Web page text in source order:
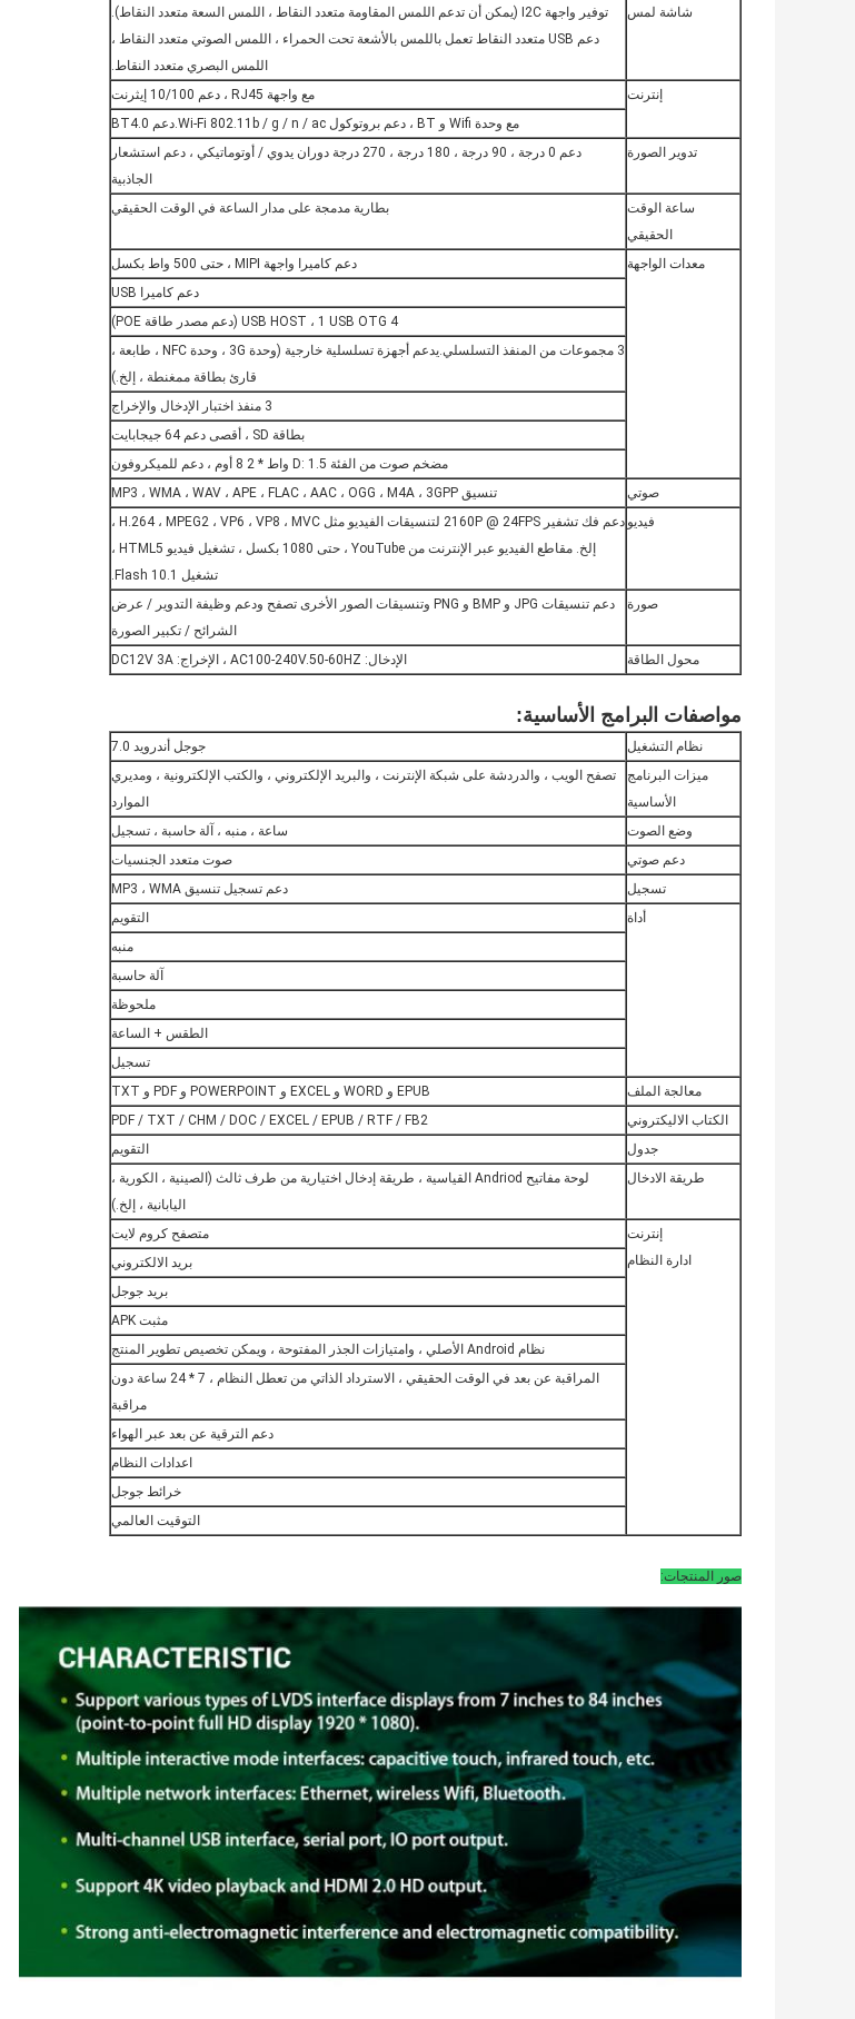
شاشة لمس
توفير واجهة I2C (يمكن أن تدعم اللمس المقاومة متعدد النقاط ، اللمس السعة متعدد النقاط).
دعم USB متعدد النقاط تعمل باللمس بالأشعة تحت الحمراء ، اللمس الصوتي متعدد النقاط ،
اللمس البصري متعدد النقاط.
إنترنت
مع واجهة RJ45 ، دعم 10/100 إيثرنت
مع وحدة Wifi و BT ، دعم بروتوكول Wi-Fi 802.11b / g / n / ac.دعم BT4.0
تدوير الصورة
دعم 0 درجة ، 90 درجة ، 180 درجة ، 270 درجة دوران يدوي / أوتوماتيكي ، دعم استشعار
الجاذبية
ساعة الوقت
الحقيقي
بطارية مدمجة على مدار الساعة في الوقت الحقيقي
معدات الواجهة
دعم كاميرا واجهة MIPI ، حتى 500 واط بكسل
دعم كاميرا USB
4 USB HOST ، 1 USB OTG (دعم مصدر طاقة POE)
3 مجموعات من المنفذ التسلسلي.يدعم أجهزة تسلسلية خارجية (وحدة 3G ، وحدة NFC ، طابعة ،
قارئ بطاقة ممغنطة ، إلخ.)
3 منفذ اختبار الإدخال والإخراج
بطاقة SD ، أقصى دعم 64 جيجابايت
مضخم صوت من الفئة D: 1.5 واط * 2 8 أوم ، دعم للميكروفون
صوتي
تنسيق MP3 ، WMA ، WAV ، APE ، FLAC ، AAC ، OGG ، M4A ، 3GPP
فيديو
دعم فك تشفير 2160P @ 24FPS لتنسيقات الفيديو مثل H.264 ، MPEG2 ، VP6 ، VP8 ، MVC ،
إلخ. مقاطع الفيديو عبر الإنترنت من YouTube ، حتى 1080 بكسل ، تشغيل فيديو HTML5 ،
تشغيل Flash 10.1.
صورة
دعم تنسيقات JPG و BMP و PNG وتنسيقات الصور الأخرى تصفح ودعم وظيفة التدوير / عرض
الشرائح / تكبير الصورة
محول الطاقة
الإدخال: AC100-240V.50-60HZ ، الإخراج: DC12V 3A
مواصفات البرامج الأساسية:
نظام التشغيل
جوجل أندرويد 7.0
ميزات البرنامج
الأساسية
تصفح الويب ، والدردشة على شبكة الإنترنت ، والبريد الإلكتروني ، والكتب الإلكترونية ، ومديري
الموارد
وضع الصوت
ساعة ، منبه ، آلة حاسبة ، تسجيل
دعم صوتي
صوت متعدد الجنسيات
تسجيل
دعم تسجيل تنسيق MP3 ، WMA
أداة
التقويم
منبه
آلة حاسبة
ملحوظة
الطقس + الساعة
تسجيل
معالجة الملف
EPUB و WORD و EXCEL و POWERPOINT و PDF و TXT
الكتاب الاليكتروني
PDF / TXT / CHM / DOC / EXCEL / EPUB / RTF / FB2
جدول
التقويم
طريقة الادخال
لوحة مفاتيح Andriod القياسية ، طريقة إدخال اختيارية من طرف ثالث (الصينية ، الكورية ،
اليابانية ، إلخ.)
إنترنت
ادارة النظام
متصفح كروم لايت
بريد الالكتروني
بريد جوجل
مثبت APK
نظام Android الأصلي ، وامتيازات الجذر المفتوحة ، ويمكن تخصيص تطوير المنتج
المراقبة عن بعد في الوقت الحقيقي ، الاسترداد الذاتي من تعطل النظام ، 7 * 24 ساعة دون
مراقبة
دعم الترقية عن بعد عبر الهواء
اعدادات النظام
خرائط جوجل
التوقيت العالمي
صور المنتجات: